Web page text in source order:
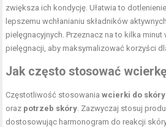
zwiększa ich kondycję. Ułatwia to
lepszemu wchłanianiu składników
pielęgnacyjnych. Przeznacz na to kilka
pielęgnacji, aby maksymalizować korzyści
Jak często stosować
Częstotliwość stosowaniawcierki do skóry
oraz potrzeb skóry . Zazwyczaj stosuj
dostosowując harmonogram do reakcji